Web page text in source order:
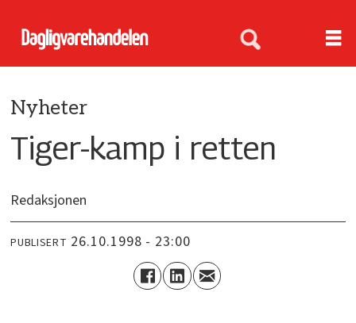
Nyheter
Tiger-kamp i retten
Redaksjonen
PUBLISERT 26.10.1998 - 23:00